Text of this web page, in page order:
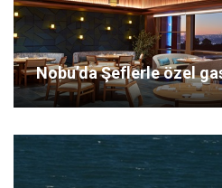
Nobu’da Şeflerle özel